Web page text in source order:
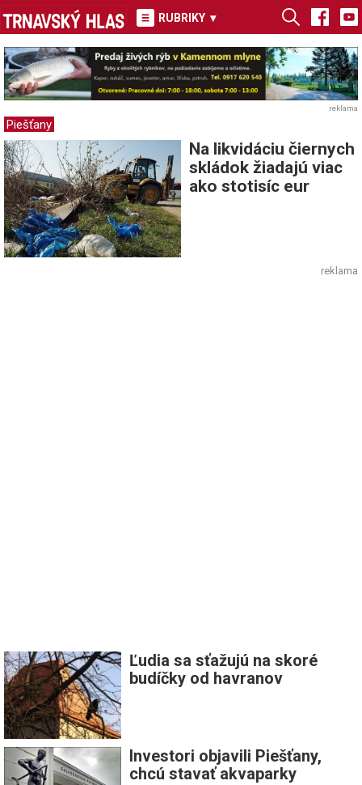
RUBRIKY ▾
reklama
Piešťany
Na likvidáciu čiernych
skládok žiadajú viac
ako stotisíc eur
reklama
Ľudia sa sťažujú na skoré
budíčky od havranov
Investori objavili Piešťany,
chcú stavať akvaparky